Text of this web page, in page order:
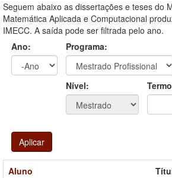
Seguem abaixo as dissertações e teses do
Matemática Aplicada e Computacional
IMECC. A saída pode ser filtrada pelo ano.
Ano:
Programa:
Nível:
Aplicar
Aluno